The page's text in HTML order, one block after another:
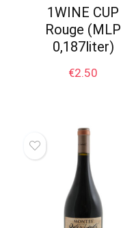
1WINE CUP
Rouge (MLP
0,187liter)
€2.50